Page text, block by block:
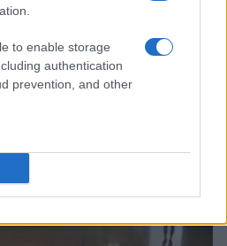
to enable storage
authentication
prevention, and other